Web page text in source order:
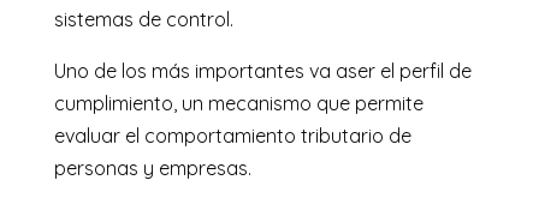
sistemas de control.
Uno de los más importantes va aser el perfil de
cumplimiento , un mecanismo que permite
evaluar el comportamiento tributario de
personas y empresas.